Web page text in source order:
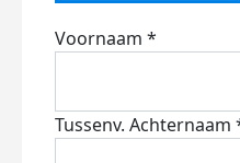
Voornaam *
Tussenv. Achternaam